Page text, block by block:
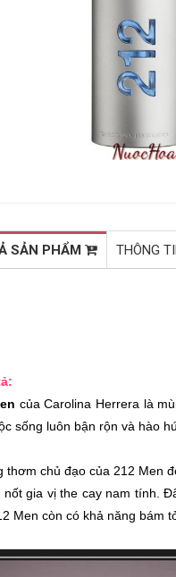
NƯỚC HOA NỮ ESTEE
LAUDER PRIVATE
COLLECTION EDP 50ML
(1973)
2.096.000đ
SẢN PHẨM THÔNG
của Carolina Herrera là
sống luôn bận rộn và hào
thơm chủ đạo của 212 Men
nốt gia vị the cay nam tính.
Men còn có khả năng bám